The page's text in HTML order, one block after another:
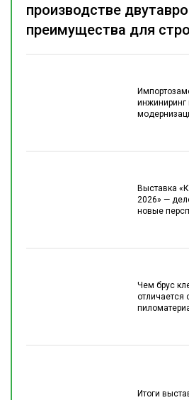
инжиниринг
Выставка
2026» —
новые
Чем брус
отличается
Итоги
производстве
преимущества для